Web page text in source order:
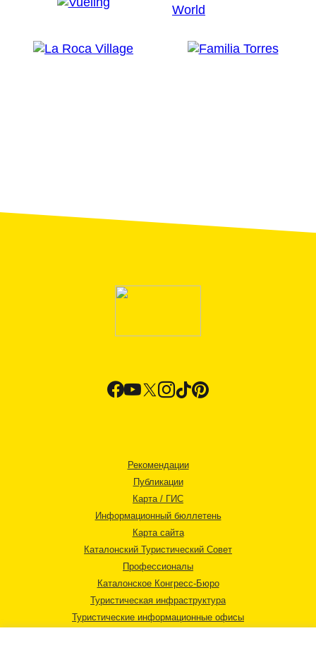
Рекомендации
Публикации
Карта / ГИС
Информационный бюллетень
Карта сайта
Каталонский Туристический Совет
Профессионалы
Каталонское Конгресс-Бюро
Туристическая инфраструктура
Туристические информационные офисы